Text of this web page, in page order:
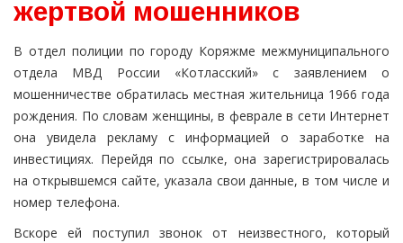
жертвой мошенников
В отдел полиции по городу Коряжме межмуниципального
отдела МВД России «Котласский» с заявлением о
мошенничестве обратилась местная жительница 1966 года
рождения. По словам женщины, в феврале в сети Интернет
она увидела рекламу с информацией о заработке на
инвестициях. Перейдя по ссылке, она зарегистрировалась
на открывшемся сайте, указала свои данные, в том числе и
номер телефона.
Вскоре ей поступил звонок от неизвестного, который